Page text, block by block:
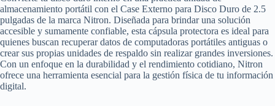
almacenamiento portátil con el Case Externo para Disco Duro de 2.5
pulgadas de la marca Nitron. Diseñada para brindar una solución
accesible y sumamente confiable, esta cápsula protectora es ideal para
quienes buscan recuperar datos de computadoras portátiles antiguas o
crear sus propias unidades de respaldo sin realizar grandes inversiones.
Con un enfoque en la durabilidad y el rendimiento cotidiano, Nitron
ofrece una herramienta esencial para la gestión física de tu información
digital.